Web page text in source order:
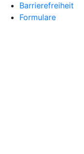
Barrierefreiheit
Formulare